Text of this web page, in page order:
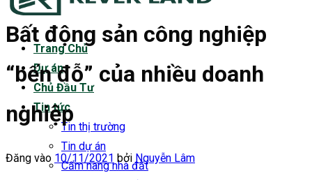
Trang Chủ
Dự án
Chủ Đầu Tư
Tin tức
Tin thị trường
Tin dự án
Cẩm nang nhà đất
Bất động sản công nghiệp
“bến đỗ” của nhiều doanh
nghiệp
Đăng vào 10/11/2021 bởi Nguyễn Lâm